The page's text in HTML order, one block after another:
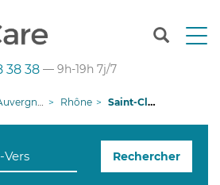
T
n
38 38 — 9h-19h 7j/7
Rhône-Alpes Rhône Saint-Clément-de-Vers
Rechercher